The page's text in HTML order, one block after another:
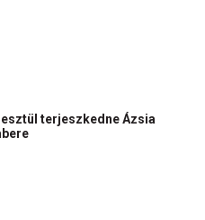
terjeszkedne Ázsia